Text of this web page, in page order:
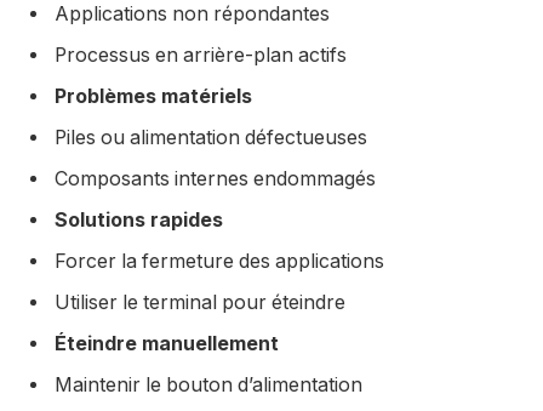
Applications non répondantes
Processus en arrière-plan actifs
Problèmes matériels
Piles ou alimentation défectueuses
Composants internes endommagés
Solutions rapides
Forcer la fermeture des applications
Utiliser le terminal pour éteindre
Éteindre manuellement
Maintenir le bouton d’alimentation